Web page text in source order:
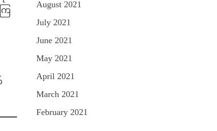
ြ
August 2021
July 2021
June 2021
May 2021
April 2021
March 2021
February 2021